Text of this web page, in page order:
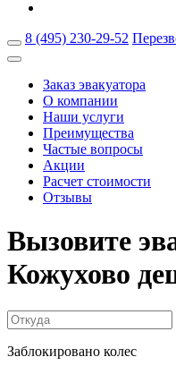
8 (495) 230-29-52
Заказ эвакуатора
О компании
Наши услуги
Преимущества
Частые вопросы
Акции
Расчет стоимости
Отзывы
Вызовите
Кожухово
Заблокировано колес